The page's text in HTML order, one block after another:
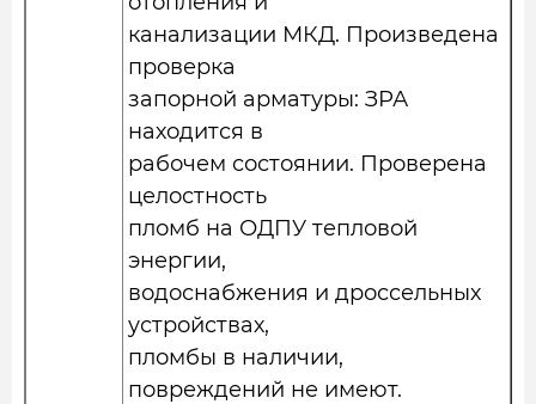
канализации МКД. Произведена
проверка
запорной арматуры: ЗРА
находится в
рабочем состоянии. Проверена
целостность
пломб на ОДПУ тепловой
энергии,
водоснабжения и дроссельных
устройствах,
пломбы в наличии,
повреждений не имеют.